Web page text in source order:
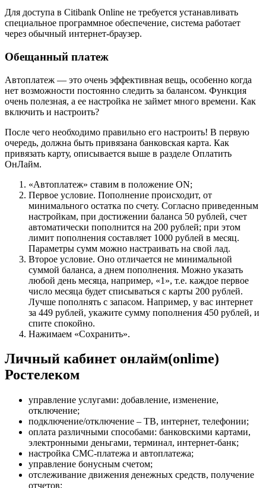
Для доступа в Citibank Online не требуется устанавливать
специальное программное обеспечение, система работает
через обычный интернет-браузер.
Обещанный платеж
Автоплатеж — это очень эффективная вещь, особенно когда
нет возможности постоянно следить за балансом. Функция
очень полезная, а ее настройка не займет много времени. Как
включить и настроить?
После чего необходимо правильно его настроить! В первую
очередь, должна быть привязана банковская карта. Как
привязать карту, описывается выше в разделе Оплатить
ОнЛайм.
«Автоплатеж» ставим в положение ON;
Первое условие. Пополнение происходит, от
минимального остатка по счету. Согласно приведенным
настройкам, при достижении баланса 50 рублей, счет
автоматически пополнится на 200 рублей; при этом
лимит пополнения составляет 1000 рублей в месяц.
Параметры сумм можно настраивать на свой лад.
Второе условие. Оно отличается не минимальной
суммой баланса, а днем пополнения. Можно указать
любой день месяца, например, «1», т.е. каждое первое
число месяца будет списываться с карты 200 рублей.
Лучше пополнять с запасом. Например, у вас интернет
за 449 рублей, укажите сумму пополнения 450 рублей, и
спите спокойно.
Нажимаем «Сохранить».
Личный кабинет онлайм(onlime)
Ростелеком
управление услугами: добавление, изменение,
отключение;
подключение/отключение – ТВ, интернет, телефонии;
оплата различными способами: банковскими картами,
электронными деньгами, терминал, интернет-банк;
настройка СМС-платежа и автоплатежа;
управление бонусным счетом;
отслеживание движения денежных средств, получение
отчетов;